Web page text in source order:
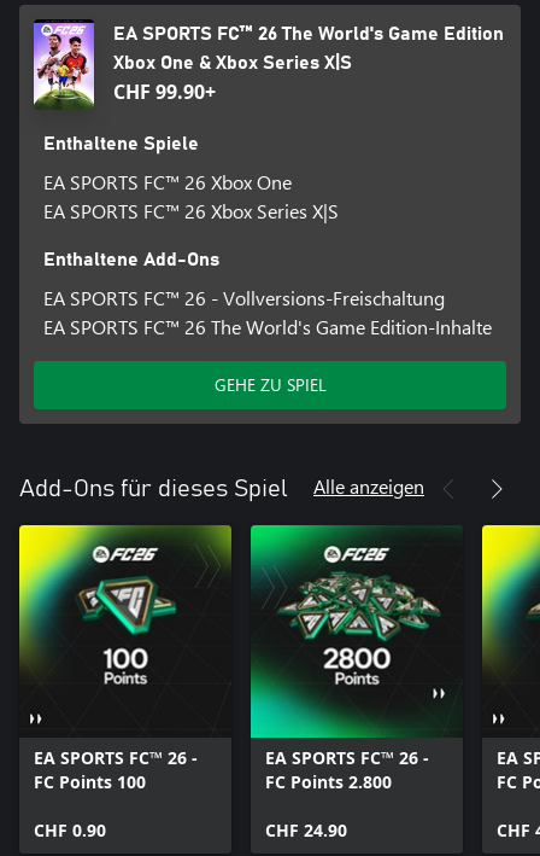
are trademarks of Electronic Arts Inc.
EA SPORTS FC™ 26 The World's Game Edition
Xbox One & Xbox Series X|S
CHF 99.90+
Enthaltene Spiele
EA SPORTS FC™ 26 Xbox One
EA SPORTS FC™ 26 Xbox Series X|S
Enthaltene Add-Ons
EA SPORTS FC™ 26 - Vollversions-Freischaltung
EA SPORTS FC™ 26 The World's Game Edition-Inhalte
GEHE ZU SPIEL
Add-Ons für dieses Spiel Alle anzeigen
EA SPORTS FC™ 26 -
FC Points 100
CHF 0.90
EA SPORTS FC™ 26 -
FC Points 2.800
CHF 24.90
EA
FC
CHF